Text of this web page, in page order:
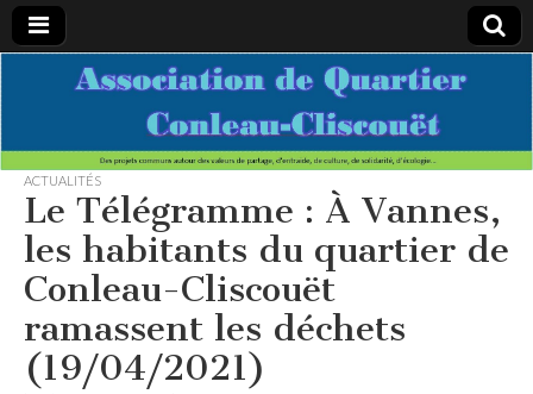
Association
de
Quartier
Conleau-
Cliscouet
Des projets
valeurs de
partage,
d’entraide,
de culture,
de
solidarité,
d’écologie…
ACTUALITÉS
Le Télégramme : À Vannes,
les habitants du quartier de
Conleau-Cliscouët
ramassent les déchets
(19/04/2021)